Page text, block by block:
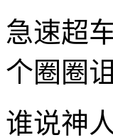
急速超
个圈圈
谁说神